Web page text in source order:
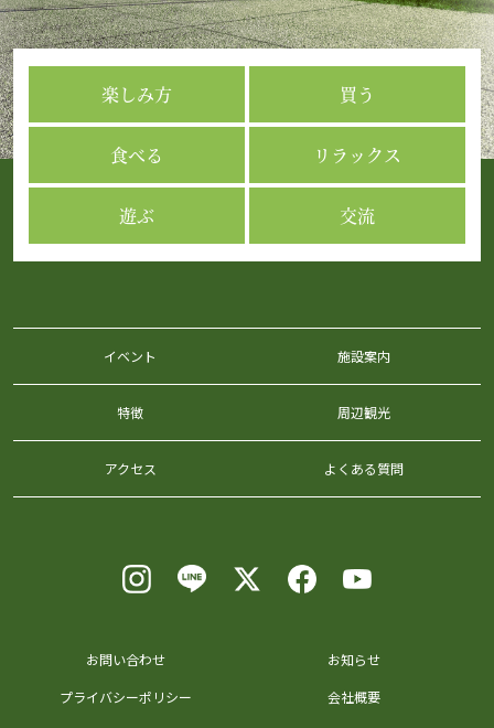
楽しみ方 買う
食べる リラックス
遊ぶ 交流
イベント 施設案内
特徴 周辺観光
アクセス よくある質問
お問い合わせ
お知らせ
プライバシーポリシー
会社概要